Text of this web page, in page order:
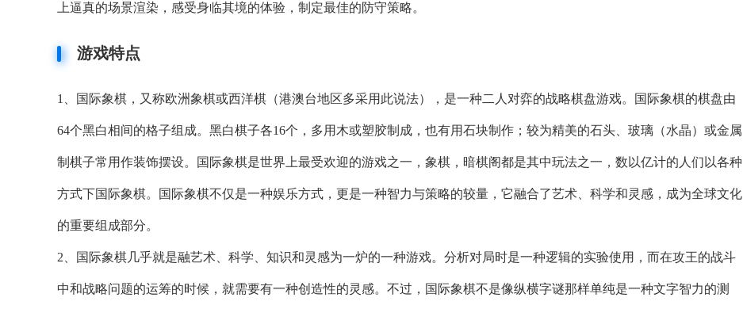
上逼真的场景渲染，感受身临其境的体验，制定最佳的防守策略。
游戏特点
1、国际象棋，又称欧洲象棋或西洋棋（港澳台地区多采用此说法），是一种二人对弈的战略棋盘游戏。国际象棋的棋盘由
64个黑白相间的格子组成。黑白棋子各16个，多用木或塑胶制成，也有用石块制作；较为精美的石头、玻璃（水晶）或金属
制棋子常用作装饰摆设。国际象棋是世界上最受欢迎的游戏之一，象棋，暗棋阁都是其中玩法之一，数以亿计的人们以各种
方式下国际象棋。国际象棋不仅是一种娱乐方式，更是一种智力与策略的较量，它融合了艺术、科学和灵感，成为全球文化
的重要组成部分。
2、国际象棋几乎就是融艺术、科学、知识和灵感为一炉的一种游戏。分析对局时是一种逻辑的实验使用，而在攻王的战斗
中和战略问题的运筹的时候，就需要有一种创造性的灵感。不过，国际象棋不是像纵横字谜那样单纯是一种文字智力的测